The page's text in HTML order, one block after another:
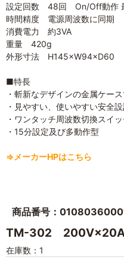
設定回数 48回 On/Off動作
時間精度 電源周波数に同期
消費電力 約3VA
重量 420g
外形寸法 H145×W94×D60
■特長
・斬新なデザインの金属ケー
・見やすい、使いやすい安全
・ワンタッチ周波数切換スイ
・15分設定及び多動作型
⇒メーカーHPはこちら
商品番号：
TM-302
在庫数：1